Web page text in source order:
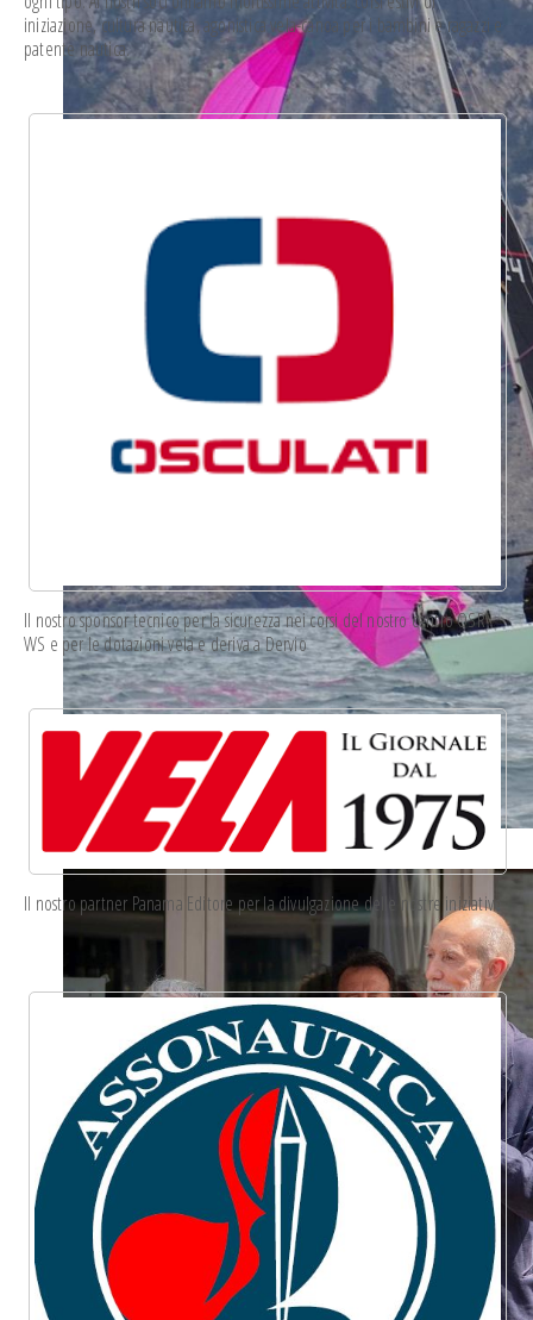
whatsapp image 2023-05-18 at 19.24.55.jpeg
iniziazione, cultura nautica, agonistica vela-canoa per i bambini e ragazzi e
patente nautica.
Il nostro sponsor tecnico per la sicurezza nei corsi del nostro centro OSR
WS e per le dotazioni vela e deriva a Dervio
Il nostro partner Panama Editore per la divulgazione delle nostre iniziative